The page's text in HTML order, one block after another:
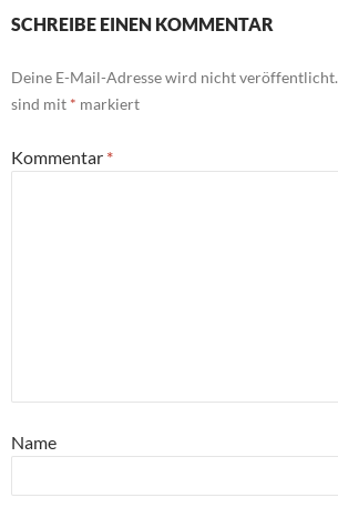
SCHREIBE EINEN KOMMENTAR
Deine E-Mail-Adresse wird nicht veröffentlicht.
sind mit * markiert
Kommentar *
Name